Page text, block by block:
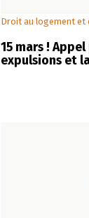
Droit au logement et
15 mars !
expulsions et